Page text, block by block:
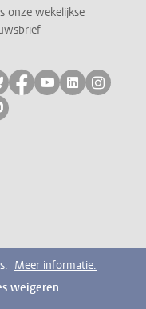
onze wekelijkse
ons op bluesky
Volg ons op
Volg ons op
Volg ons
Volg
ons op mastodon
Meer informatie.
weigeren